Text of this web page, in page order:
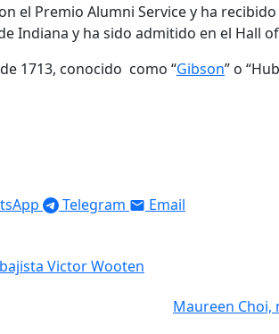
el Premio Alumni Service y ha
Indiana y ha sido admitido en el Hall
de 1713, conocido como “Gibson” o
Telegram Email
Victor Wooten
Maureen Choi,